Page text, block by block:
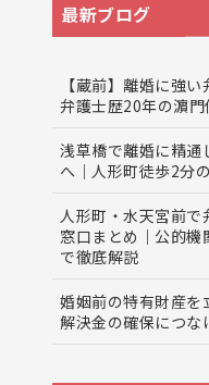
最新ブログ
【蔵前】離婚に強
弁護士歴20年の濵門
浅草橋で離婚に精通
へ｜人形町徒歩2分
人形町・水天宮前で
窓口まとめ｜公的機
で徹底解説
婚姻前の特有財産を
解決金の確保につな